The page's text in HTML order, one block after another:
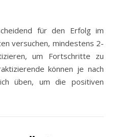
für den Erfolg im
versuchen, mindestens 2-
um Fortschritte zu
können je nach
üben, um die positiven